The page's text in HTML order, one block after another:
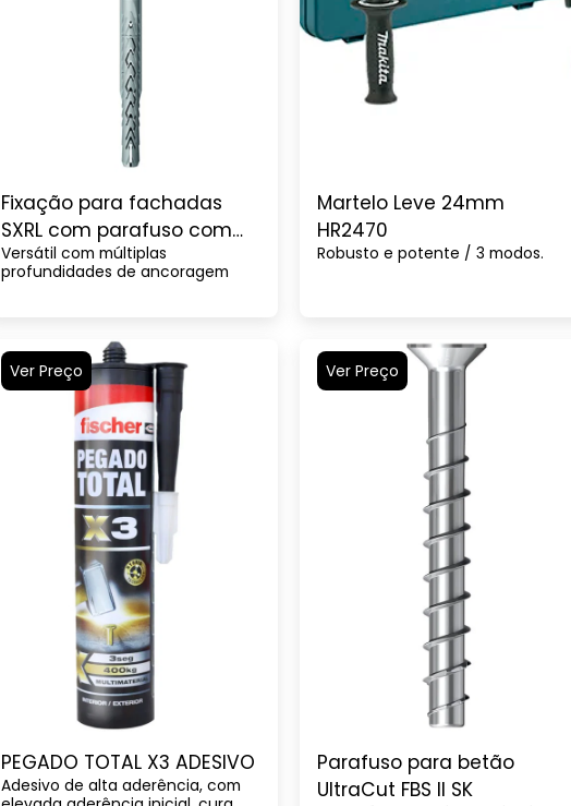
Fixação para fachadas
SXRL com parafuso com
cabeça de embeber
Versátil com múltiplas
profundidades de ancoragem
Martelo Leve 24mm
HR2470
Robusto e potente / 3 modos.
Ver Preço
PEGADO TOTAL X3 ADESIVO
Adesivo de alta aderência, com
Ver Preço
Parafuso para betão
UltraCut FBS II SK